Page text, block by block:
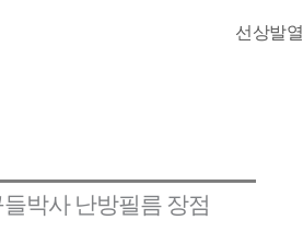
선상발열
박사 난방필름 장점